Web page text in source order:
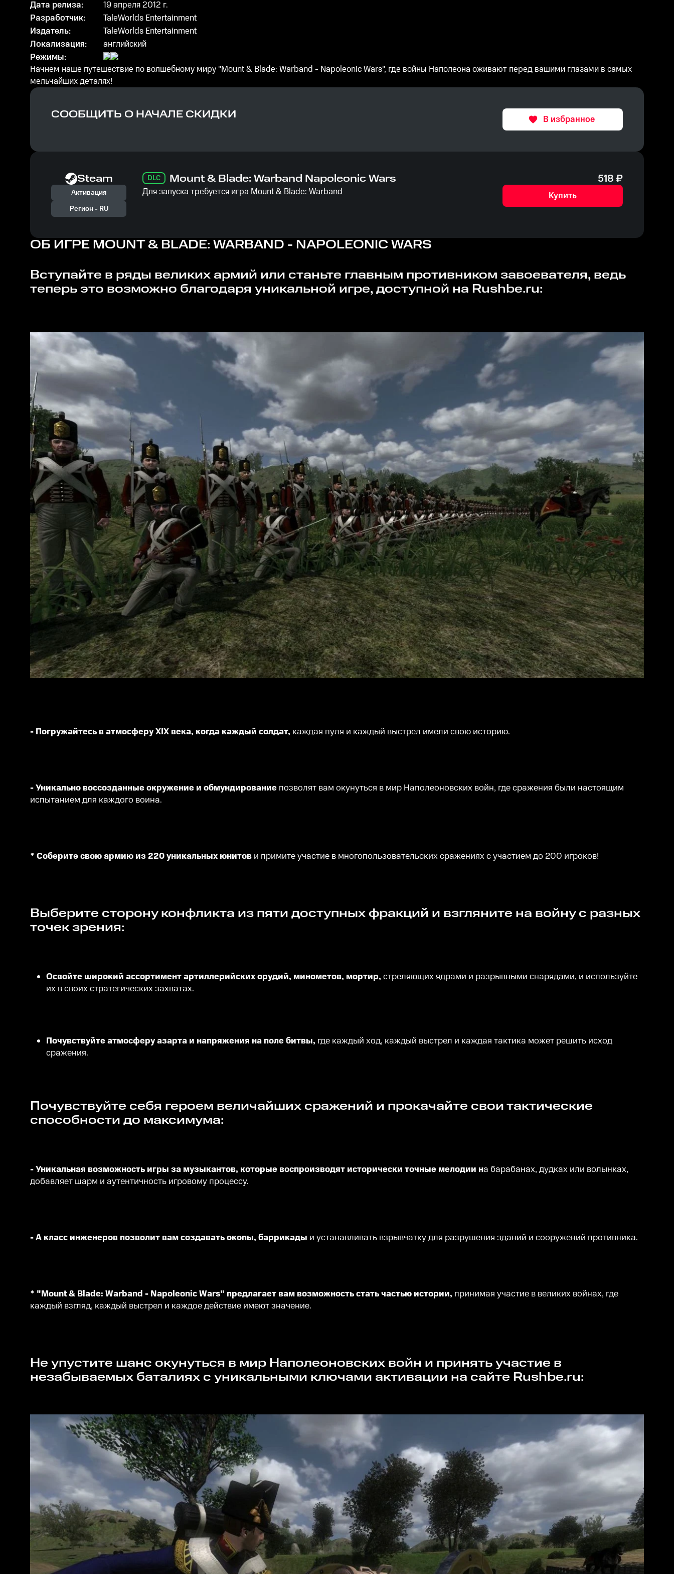
Дата релиза:
19 апреля 2012 г.
Разработчик:
TaleWorlds Entertainment
Издатель:
TaleWorlds Entertainment
Локализация:
английский
Режимы:
Начнем наше путешествие по волшебному миру "Mount & Blade: Warband - Napoleonic Wars", где войны Наполеона оживают перед вашими глазами в самых
мельчайших деталях!
СООБЩИТЬ О НАЧАЛЕ СКИДКИ В избранное
Steam
Активация
Регион - RU
DLC Mount & Blade: Warband Napoleonic Wars
Для запуска требуется игра Mount & Blade: Warband
518₽
Купить
ОБ ИГРЕ MOUNT & BLADE: WARBAND - NAPOLEONIC WARS
Вступайте в ряды великих армий или станьте главным противником завоевателя, ведь
теперь это возможно благодаря уникальной игре, доступной на Rushbe.ru:
- Погружайтесь в атмосферу XIX века, когда каждый солдат, каждая пуля и каждый выстрел имели свою историю.
- Уникально воссозданные окружение и обмундирование позволят вам окунуться в мир Наполеоновских войн, где сражения были настоящим
испытанием для каждого воина.
* Соберите свою армию из 220 уникальных юнитов и примите участие в многопользовательских сражениях с участием до 200 игроков!
Выберите сторону конфликта из пяти доступных фракций и взгляните на войну с разных
точек зрения:
Освойте широкий ассортимент артиллерийских орудий, минометов, мортир, стреляющих ядрами и разрывными снарядами, и используйте
их в своих стратегических захватах.
Почувствуйте атмосферу азарта и напряжения на поле битвы, где каждый ход, каждый выстрел и каждая тактика может решить исход
сражения.
Почувствуйте себя героем величайших сражений и прокачайте свои тактические
способности до максимума:
- Уникальная возможность игры за музыкантов, которые воспроизводят исторически точные мелодии на барабанах, дудках или волынках,
добавляет шарм и аутентичность игровому процессу.
- А класс инженеров позволит вам создавать окопы, баррикады и устанавливать взрывчатку для разрушения зданий и сооружений противника.
* "Mount & Blade: Warband - Napoleonic Wars" предлагает вам возможность стать частью истории, принимая участие в великих войнах, где
каждый взгляд, каждый выстрел и каждое действие имеют значение.
Не упустите шанс окунуться в мир Наполеоновских войн и принять участие в
незабываемых баталиях с уникальными ключами активации на сайте Rushbe.ru: